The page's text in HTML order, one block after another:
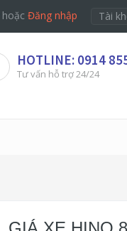
hoặcĐăng nhập Tài
HOTLINE: 0914
Tư vấn hỗ trợ 24/24